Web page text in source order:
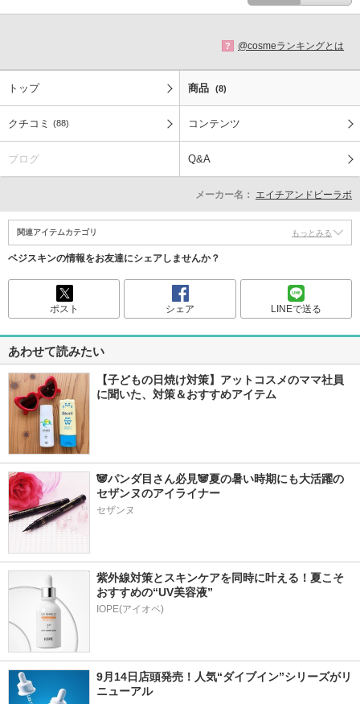
? @cosmeランキングとは
トップ 商品 (8)
クチコミ (88) コンテンツ
ブログ Q&A
メーカー名： エイチアンドビーラボ
関連アイテムカテゴリ もっとみる
ベジスキンの情報をお友達にシェアしませんか？
ポスト シェア LINEで送る
あわせて読みたい
【子どもの日焼け対策】アットコスメのママ社員
に聞いた、対策＆おすすめアイテム
🐼パンダ目さん必見🐼夏の暑い時期にも大活躍の
セザンヌのアイライナー
セザンヌ
紫外線対策とスキンケアを同時に叶える！夏こそ
おすすめの“UV美容液”
IOPE(アイオペ)
9月14日店頭発売！人気“ダイブイン”シリーズがリ
ニューアル